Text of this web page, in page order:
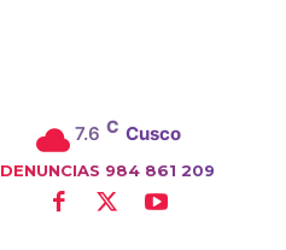
7.6 C Cusco
DENUNCIAS 984 861 209